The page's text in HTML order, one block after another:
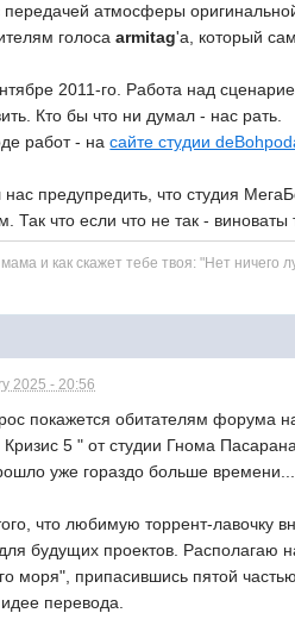
атмосферы
голосаarmitag'а, который
2011-го. Работа над
Кто бы что ни думал - нас рать.
работ - насайте студии
предупредить, что студия
Так что если что не так - виноваты
и как скажет тебе твоя: "Нет ничего
2025 - 20:56
покажется обитателям форума
Кризис 5 " от студии Гнома
уже гораздо больше времени...
что любимую торрент-лавочку
будущих проектов. Располагаю
моря", припасившись пятой
перевода.